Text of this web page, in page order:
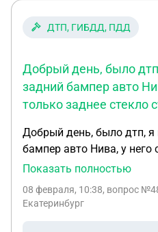
ДТП, ГИБДД, ПДД
Добрый день, было
задний бампер авто
только заднее стекло
Добрый день, было дтп, я
бампер авто Нива, у него
стекло стоп сигнала, я
и я сказал что он
Показать полностью
08 февраля, 10:38, вопрос
Екатеринбург